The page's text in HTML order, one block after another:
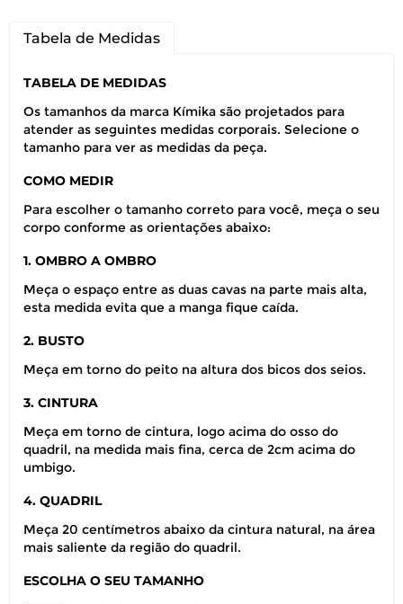
Tabela de Medidas
TABELA DE MEDIDAS
Os tamanhos da marca Kímika são projetados para
atender as seguintes medidas corporais. Selecione o
tamanho para ver as medidas da peça.
COMO MEDIR
Para escolher o tamanho correto para você, meça o seu
corpo conforme as orientações abaixo:
1. OMBRO A OMBRO
Meça o espaço entre as duas cavas na parte mais alta,
esta medida evita que a manga fique caída.
2. BUSTO
Meça em torno do peito na altura dos bicos dos seios.
3. CINTURA
Meça em torno de cintura, logo acima do osso do
quadril, na medida mais fina, cerca de 2cm acima do
umbigo.
4. QUADRIL
Meça 20 centímetros abaixo da cintura natural, na área
mais saliente da região do quadril.
ESCOLHA O SEU TAMANHO